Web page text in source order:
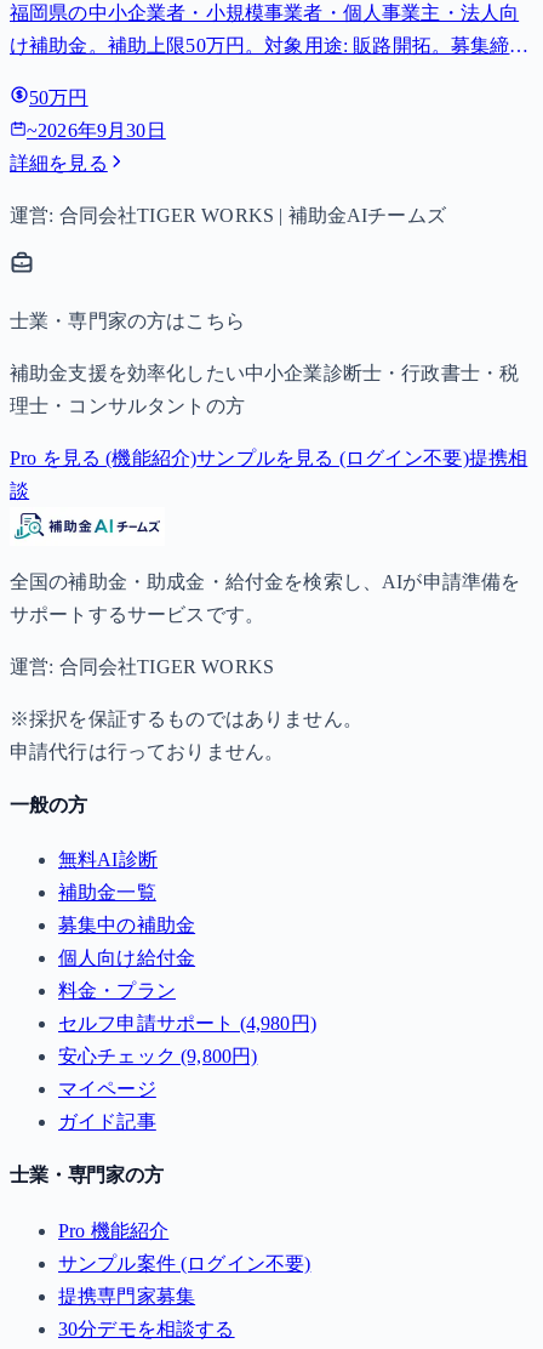
福岡県の中小企業者・小規模事業者・個人事業主・法人向
け補助金。補助上限50万円。対象用途: 販路開拓。募集締切
50万円
~2026年9月30日
詳細を見る
運営: 合同会社TIGER WORKS | 補助金AIチームズ
士業・専門家の方はこちら
補助金支援を効率化したい中小企業診断士・行政書士・税
理士・コンサルタントの方
Pro を見る (機能紹介)サンプルを見る (ログイン不要)提携相
談
全国の補助金・助成金・給付金を検索し、AIが申請準備を
サポートするサービスです。
運営: 合同会社TIGER WORKS
※採択を保証するものではありません。
申請代行は行っておりません。
一般の方
無料AI診断
補助金一覧
募集中の補助金
個人向け給付金
料金・プラン
セルフ申請サポート (4,980円)
安心チェック (9,800円)
マイページ
ガイド記事
士業・専門家の方
Pro 機能紹介
サンプル案件 (ログイン不要)
提携専門家募集
30分デモを相談する